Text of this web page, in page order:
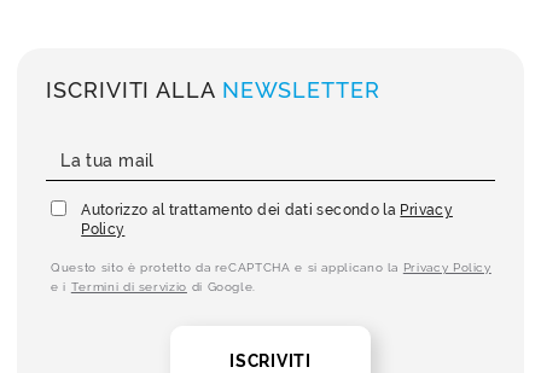
ISCRIVITI ALLA NEWSLETTER
Autorizzo al trattamento dei dati secondo la Privacy
Policy
Questo sito è protetto da reCAPTCHA e si applicano la Privacy Policy
e i Termini di servizio di Google.
ISCRIVITI